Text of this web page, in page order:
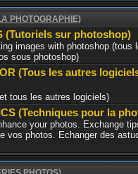
PHOTOGRAPHIE)
(Tutoriels sur photoshop)
images with photoshop (tous
sous photoshop)
(Tous les autres
tous les autres logiciels)
(Techniques pour la
your photos. Exchange
vos photos. Echanger des
PHOTOS)